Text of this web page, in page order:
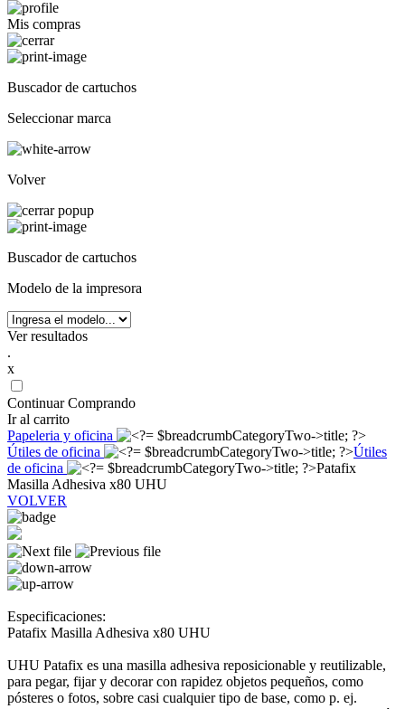
Mis compras
Buscador de cartuchos
Seleccionar marca
Volver
Buscador de cartuchos
Modelo de la impresora
Ver resultados
.
x
Continuar Comprando
Ir al carrito
Papeleria y oficina
Útiles de oficina
Útiles
de oficina
Patafix
Masilla Adhesiva x80 UHU
VOLVER
Especificaciones:
Patafix Masilla Adhesiva x80 UHU
UHU Patafix es una masilla adhesiva reposicionable y reutilizable,
para pegar, fijar y decorar con rapidez objetos pequeños, como
pósteres o fotos, sobre casi cualquier tipo de base, como p. ej.